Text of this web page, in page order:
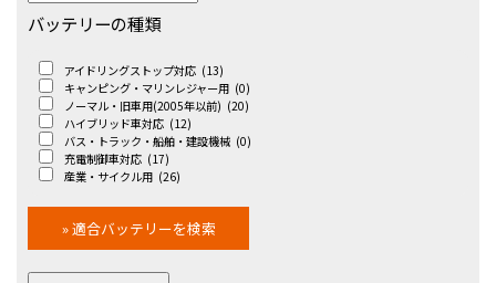
バッテリーの種類
アイドリングストップ対応 (13)
キャンピング・マリンレジャー用 (0)
ノーマル・旧車用(2005年以前) (20)
ハイブリッド車対応 (12)
バス・トラック・船舶・建設機械 (0)
充電制御車対応 (17)
産業・サイクル用 (26)